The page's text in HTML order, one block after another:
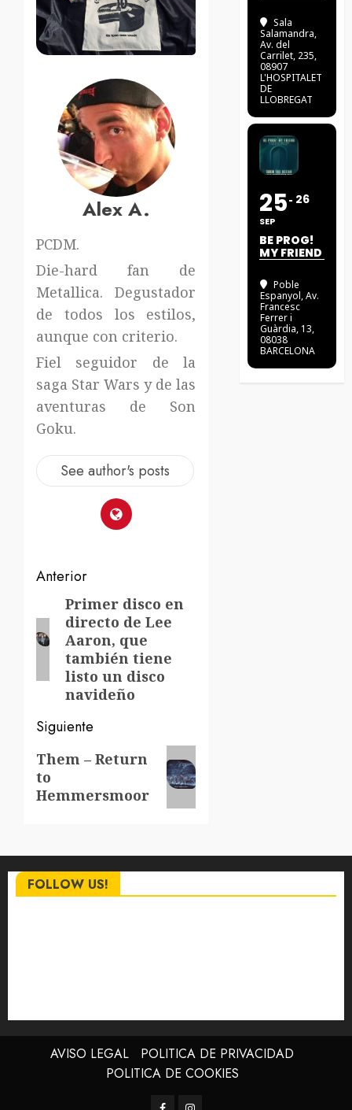
Alex A.
PCDM.
Die-hard fan de
Metallica. Degustador
de todos los estilos,
aunque con criterio.
Fiel seguidor de la
saga Star Wars y de las
aventuras de Son
Goku.
See author's posts
Navegación
de
entradas
Anterior
Entrada
anterior:
Primer disco en
directo de Lee
Aaron, que
también tiene
listo un disco
navideño
Siguiente
Siguiente
entrada:
Them – Return
to
Hemmersmoor
Sala
Salamandra,
Av. del
Carrilet, 235,
08907
L'HOSPITALET
DE
LLOBREGAT
25
SEP
26
BE PROG!
MY FRIEND
Poble
Espanyol, Av.
Francesc
Ferrer i
Guàrdia, 13,
08038
BARCELONA
FOLLOW US!
AVISO LEGAL
POLITICA DE PRIVACIDAD
POLITICA DE COOKIES
FacebookInstagram